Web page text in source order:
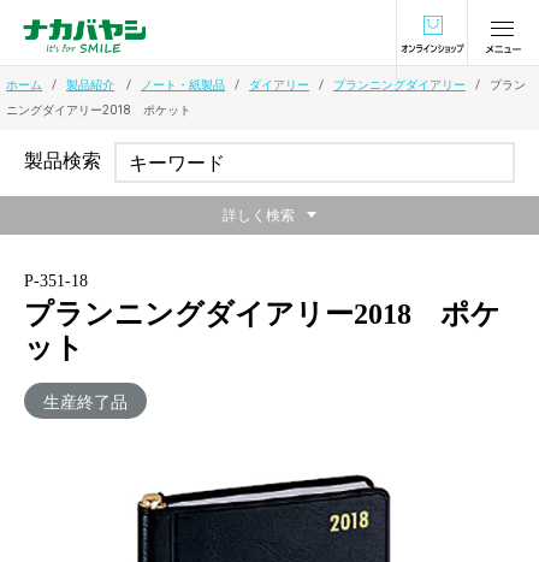
オンラインショ
ホーム 製品紹介 ノート・紙製品 ダイアリー プランニングダイアリー
プラン
ニングダイアリー2018 ポケット
P-351-18
プランニングダイアリー2018 ポケ
ット
生産終了品
製品検索
詳しく検索